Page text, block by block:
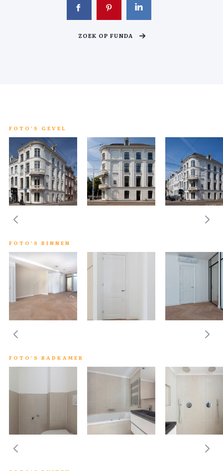
ZOEK OP FUNDA
FOTO'S GEVEL
FOTO'S BINNEN
FOTO'S BADKAMER